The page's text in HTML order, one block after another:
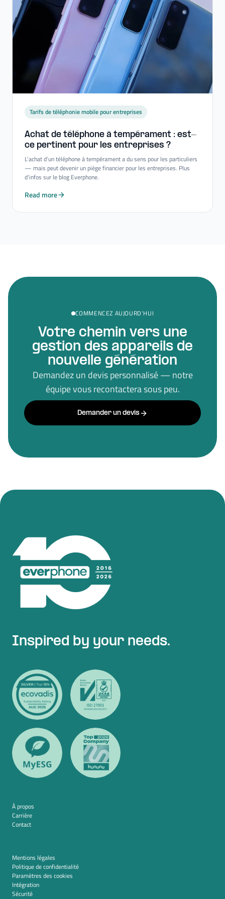
Tarifs de téléphonie mobile pour entreprises
Achat de téléphone à tempérament : est-​
ce pertinent pour les entreprises ?
L'achat d'un téléphone à tempérament a du sens pour les particuliers
— mais peut devenir un piège financier pour les entreprises. Plus
d'infos sur le blog Everphone.
Read more
COMMENCEZ AUJOURD'HUI
Votre chemin vers une
gestion des appareils de
nouvelle génération
Demandez un devis personnalisé — notre
équipe vous recontactera sous peu.
Demander un devis
Inspired by your needs.
À propos
Carrière
Contact
Mentions légales
Politique de confidentialité
Paramètres des cookies
Intégration
Sécurité